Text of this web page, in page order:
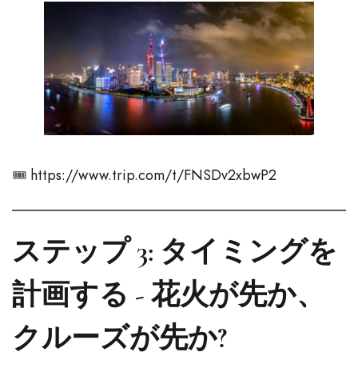
🎟️ https://www.trip.com/t/FNSDv2xbwP2
ステップ 3: タイミングを
計画する - 花火が先か、
クルーズが先か?